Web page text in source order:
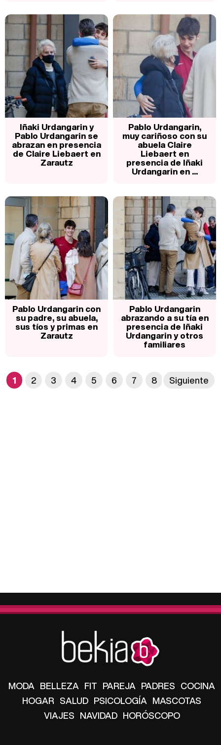
Iñaki Urdangarin y
Pablo Urdangarin se
abrazan en presencia
de Claire Liebaert en
Zarautz
Pablo Urdangarin,
muy cariñoso con su
abuela Claire
Liebaert en
presencia de Iñaki
Urdangarin en ...
Pablo Urdangarin con
su padre, su abuela,
sus tíos y primas en
Zarautz
Pablo Urdangarin
abrazando a su tía en
presencia de Iñaki
Urdangarin y otros
familiares
1 2 3 4 5 6 7 8 9 10
Siguiente
MODA BELLEZA FIT PAREJA PADRES COCINA
HOGAR SALUD PSICOLOGÍA MASCOTAS
VIAJES NAVIDAD HORÓSCOPO